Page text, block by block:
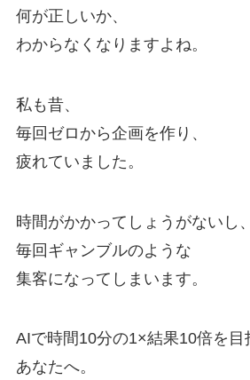
何が正しいか、
わからなくなりますよね。
私も昔、
毎回ゼロから企画を作り、
疲れていました。
時間がかかってしょうがないし、
毎回ギャンブルのような
集客になってしまいます。
AIで時間10分の1×結果10倍を目
あなたへ。